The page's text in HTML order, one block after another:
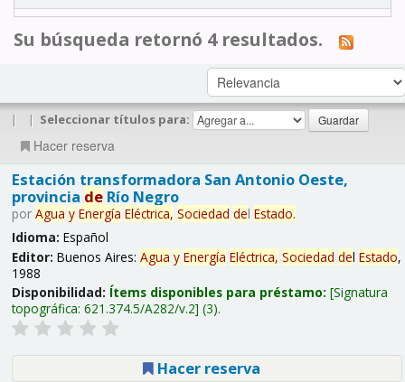
Su búsqueda retornó 4 resultados.
| | Seleccionar títulos para:
Hacer reserva
Estación transformadora San Antonio Oeste,
provincia deRío Negro
por Agua y Energía Eléctrica, Sociedad del Estado.
Idioma: Español
Editor: Buenos Aires: Agua y Energía Eléctrica, Sociedad del Estado,
1988
Disponibilidad: Ítems disponibles para préstamo: Signatura
topográfica: 621.374.5/A282/v.2 (3).
Hacer reserva